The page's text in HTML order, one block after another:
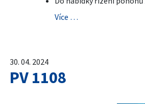
Více …
30. 04. 2024
PV 1108